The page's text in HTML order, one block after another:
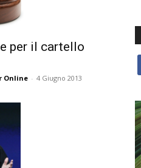
per il cartello
Online - 4 Giugno 2013